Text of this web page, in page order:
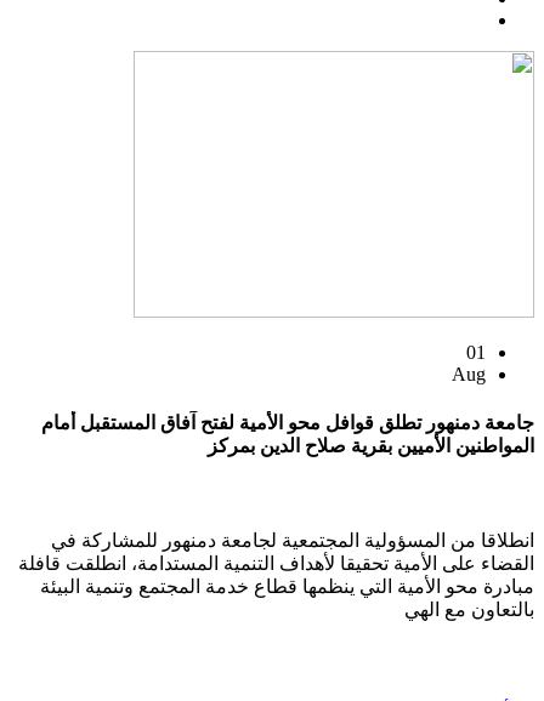
01
Aug
جامعة دمنهور تطلق قوافل محو الأمية لفتح آفاق المستقبل أمام
المواطنين الأميين بقرية صلاح الدين بمركز
انطلاقا من المسؤولية المجتمعية لجامعة دمنهور للمشاركة في
القضاء على الأمية تحقيقا لأهداف التنمية المستدامة، انطلقت قافلة
مبادرة محو الأمية التي ينظمها قطاع خدمة المجتمع وتنمية البيئة
بالتعاون مع الهي